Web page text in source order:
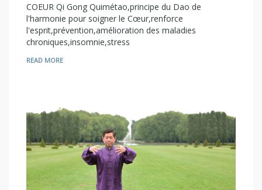
COEUR Qi Gong Quimétao,principe du Dao de
l'harmonie pour soigner le Cœur,renforce
l'esprit,prévention,amélioration des maladies
chroniques,insomnie,stress
READ MORE